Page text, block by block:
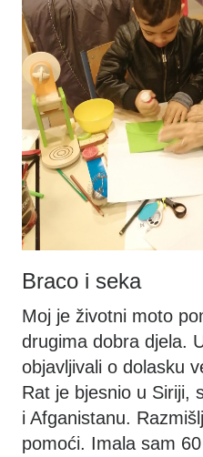
Braco i seka
Moj je životni moto
drugima dobra djela.
objavljivali o dolasku
Rat je bjesnio u Siriji,
i Afganistanu.
pomoći. Imala sam